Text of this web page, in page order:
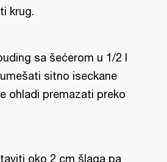
krug.
sa šećerom u 1/2 l
sitno iseckane
ohladi premazati preko
oko 2 cm šlaga pa